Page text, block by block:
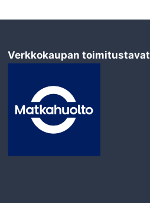
Verkkokaupan toimitustavat